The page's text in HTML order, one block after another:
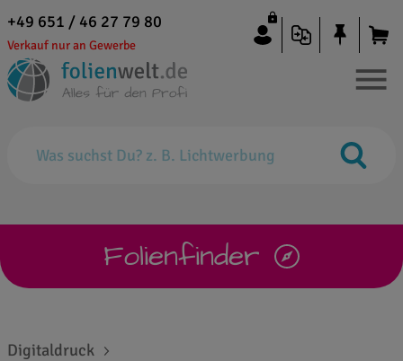
+49 651 / 46 27 79 80
Verkauf nur an Gewerbe
Folienfinder
Digitaldruck